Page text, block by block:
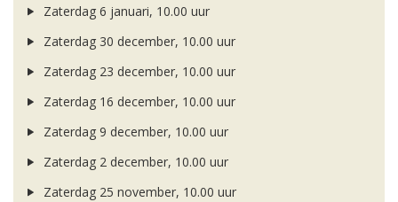
Zaterdag 6 januari, 10.00 uur
Zaterdag 30 december, 10.00 uur
Zaterdag 23 december, 10.00 uur
Zaterdag 16 december, 10.00 uur
Zaterdag 9 december, 10.00 uur
Zaterdag 2 december, 10.00 uur
Zaterdag 25 november, 10.00 uur